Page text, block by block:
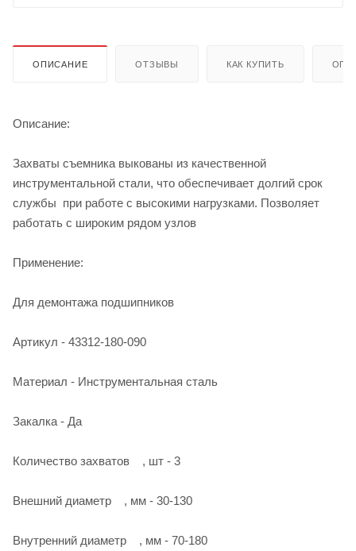
ОПИСАНИЕ ОТЗЫВЫ КАК КУПИТЬ
Описание:
Захваты съемника выкованы из качественной
инструментальной стали, что обеспечивает долгий срок
службы при работе с высокими нагрузками. Позволяет
работать с широким рядом узлов
Применение:
Для демонтажа подшипников
Артикул - 43312-180-090
Материал - Инструментальная сталь
Закалка - Да
Количество захватов , шт - 3
Внешний диаметр , мм - 30-130
Внутренний диаметр , мм - 70-180